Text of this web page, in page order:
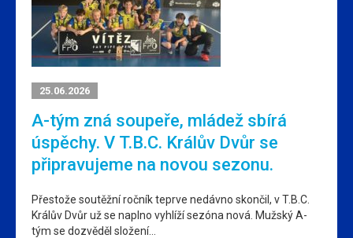
25.06.2026
A-tým zná soupeře, mládež sbírá
úspěchy. V T.B.C. Králův Dvůr se
připravujeme na novou sezonu.
Přestože soutěžní ročník teprve nedávno skončil, v T.B.C.
Králův Dvůr už se naplno vyhlíží sezóna nová. Mužský A-
tým se dozvěděl složení…